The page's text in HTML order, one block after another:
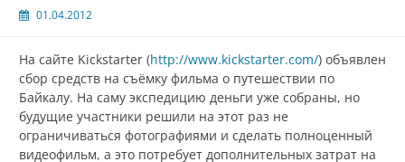
01.04.2012
На сайте Kickstarter (http://www.kickstarter.com/) объявлен
сбор средств на съёмку фильма о путешествии по
Байкалу. На саму экспедицию деньги уже собраны, но
будущие участники решили на этот раз не
ограничиваться фотографиями и сделать полноценный
видеофильм, а это потребует дополнительных затрат на